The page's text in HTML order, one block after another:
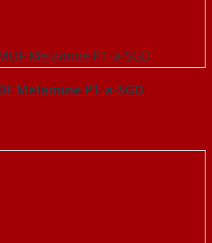
Melamine P1-a-SGD